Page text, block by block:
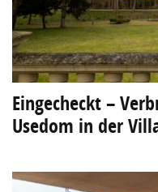
Eingecheckt –
Usedom in der